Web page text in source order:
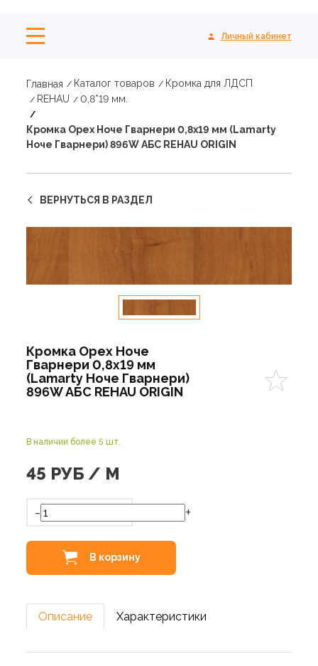
Личный кабинет
Главная Каталог товаров
Кромка для ЛДСП
REHAU
0,8*19 мм.
Кромка Орех Ноче Гварнери 0,8х19 мм (Lamarty
Ноче Гварнери) 896W АБС REHAU ORIGIN
ВЕРНУТЬСЯ В РАЗДЕЛ
Кромка Орех Ноче
Гварнери 0,8х19 мм
(Lamarty Ноче Гварнери)
896W АБС REHAU ORIGIN
В наличии более 5 шт.
45 РУБ / М
- +
В корзину
Описание Характеристики